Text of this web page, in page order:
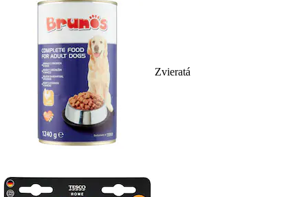
Zvieratá